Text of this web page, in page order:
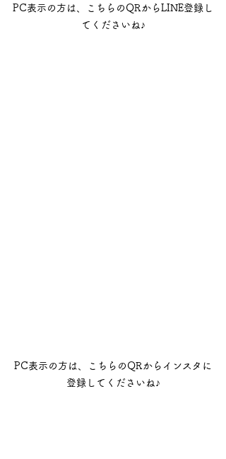
PC表示の方は、こちらのQRからLINE登録し
てくださいね♪
PC表示の方は、こちらのQRからインスタに
登録してくださいね♪